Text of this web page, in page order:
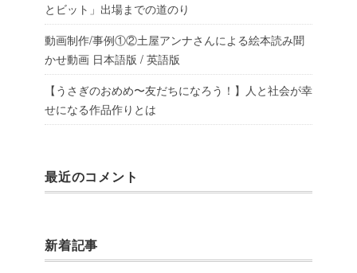
とビット」出場までの道のり
動画制作/事例①②土屋アンナさんによる絵本読み聞
かせ動画 日本語版 / 英語版
【うさぎのおめめ〜友だちになろう！】人と社会が幸
せになる作品作りとは
最近のコメント
新着記事